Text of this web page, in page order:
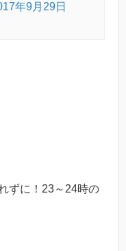
年9月29日
ずに！23～24時の